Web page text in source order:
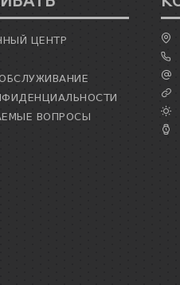
ЦЕНТР
ВОПРОСЫ